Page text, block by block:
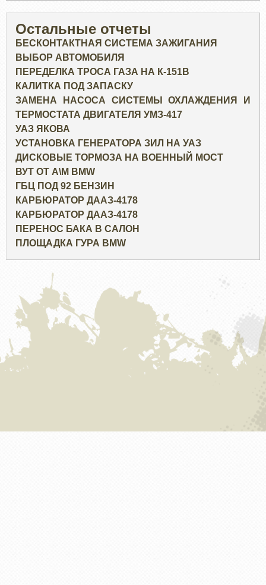
Остальные отчеты
БЕСКОНТАКТНАЯ СИСТЕМА ЗАЖИГАНИЯ
ВЫБОР АВТОМОБИЛЯ
ПЕРЕДЕЛКА ТРОСА ГАЗА НА К-151В
КАЛИТКА ПОД ЗАПАСКУ
ЗАМЕНА НАСОСА СИСТЕМЫ ОХЛАЖДЕНИЯ И
ТЕРМОСТАТА ДВИГАТЕЛЯ УМЗ-417
УАЗ ЯКОВА
УСТАНОВКА ГЕНЕРАТОРА ЗИЛ НА УАЗ
ДИСКОВЫЕ ТОРМОЗА НА ВОЕННЫЙ МОСТ
ВУТ ОТ А\М BMW
ГБЦ ПОД 92 БЕНЗИН
КАРБЮРАТОР ДААЗ-4178
КАРБЮРАТОР ДААЗ-4178
ПЕРЕНОС БАКА В САЛОН
ПЛОЩАДКА ГУРА BMW